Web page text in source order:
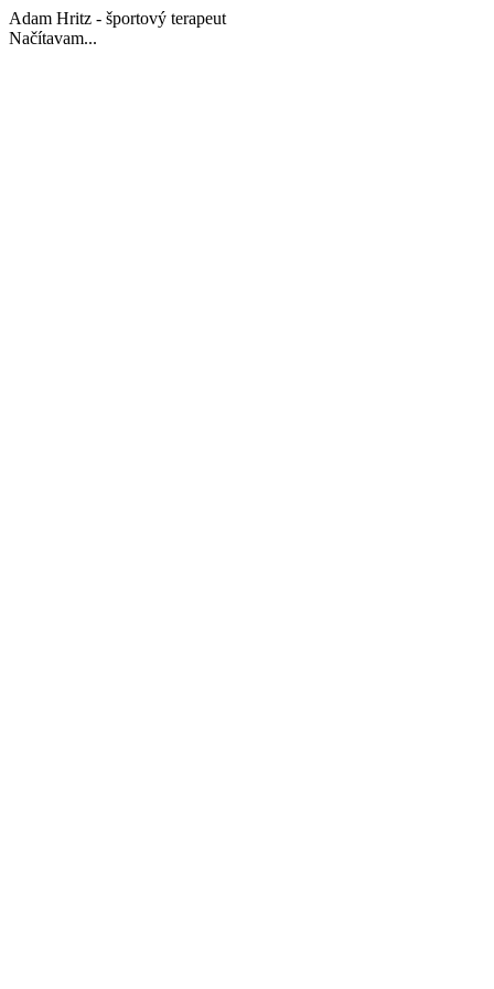
Adam Hritz - športový terapeut
Načítavam...